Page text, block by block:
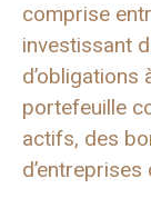
comprise
investissant
d’obligations
portefeuille
actifs, des